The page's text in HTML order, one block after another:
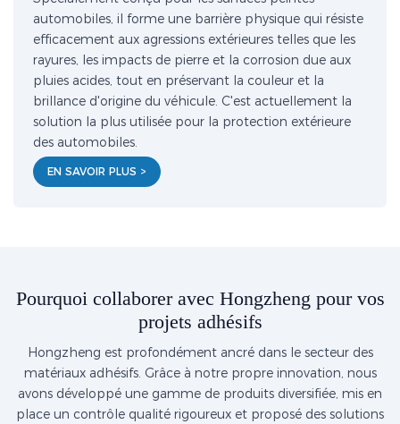
automobiles, il forme une barrière physique qui résiste
efficacement aux agressions extérieures telles que les
rayures, les impacts de pierre et la corrosion due aux
pluies acides, tout en préservant la couleur et la
brillance d'origine du véhicule. C'est actuellement la
solution la plus utilisée pour la protection extérieure
des automobiles.
EN SAVOIR PLUS >
Pourquoi collaborer avec Hongzheng pour vos
projets adhésifs
Hongzheng est profondément ancré dans le secteur des
matériaux adhésifs. Grâce à notre propre innovation, nous
avons développé une gamme de produits diversifiée, mis en
place un contrôle qualité rigoureux et proposé des solutions